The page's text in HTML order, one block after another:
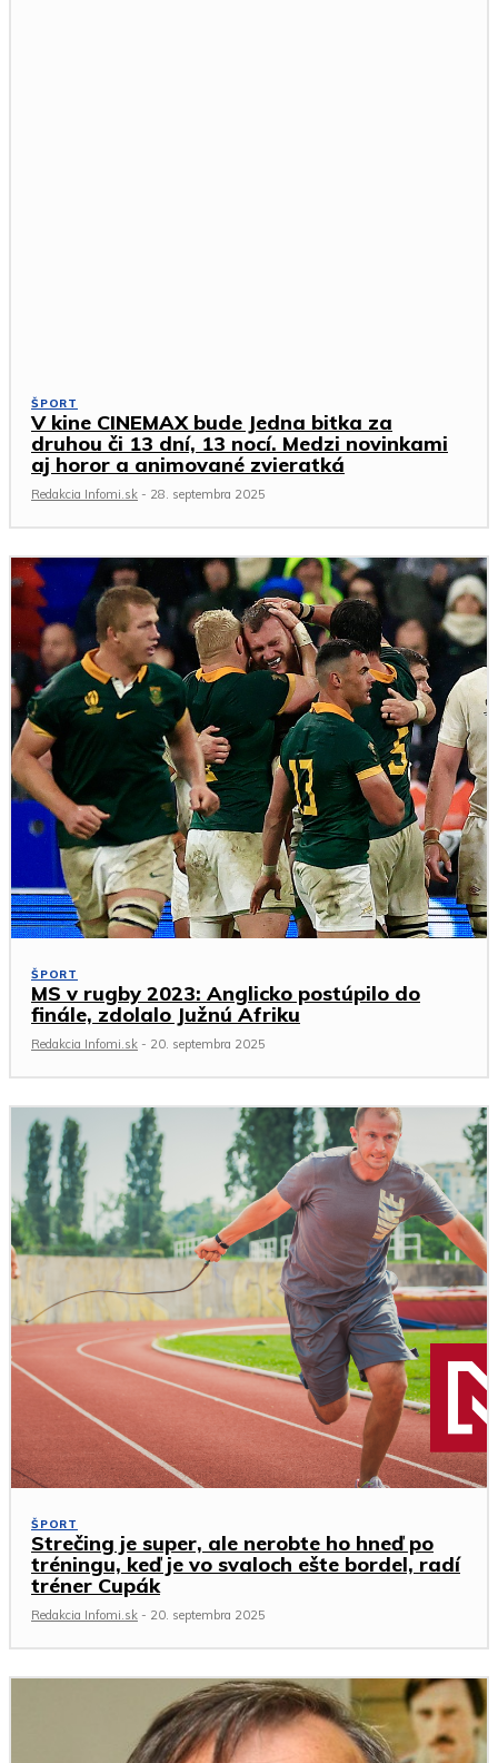
ŠPORT
V kine CINEMAX bude Jedna bitka za
druhou či 13 dní, 13 nocí. Medzi novinkami
aj horor a animované zvieratká
Redakcia Infomi.sk - 28. septembra 2025
ŠPORT
MS v rugby 2023: Anglicko postúpilo do
finále, zdolalo Južnú Afriku
Redakcia Infomi.sk - 20. septembra 2025
ŠPORT
Strečing je super, ale nerobte ho hneď po
tréningu, keď je vo svaloch ešte bordel, radí
tréner Cupák
Redakcia Infomi.sk - 20. septembra 2025